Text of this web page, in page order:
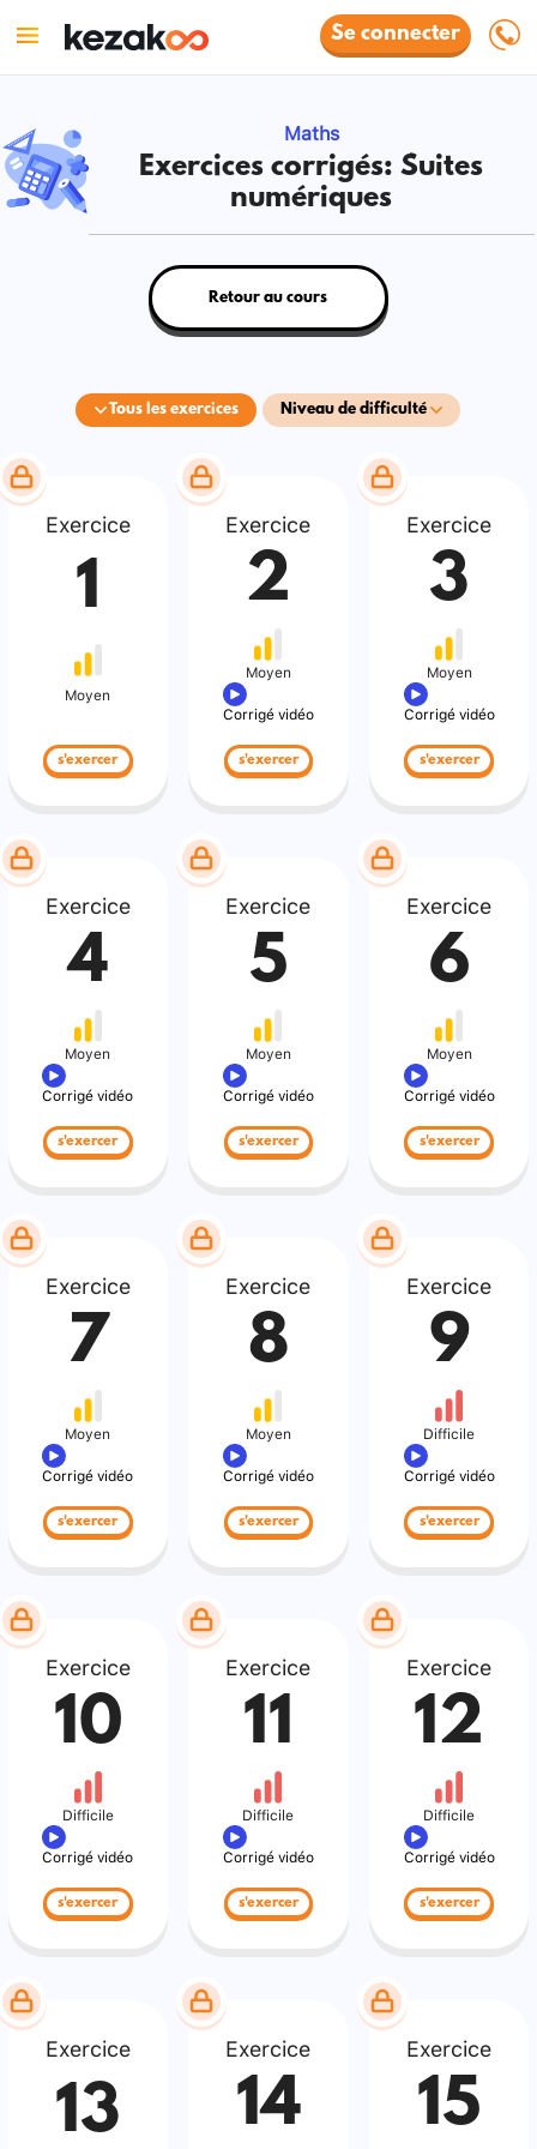
Se connecter
Maths
Exercices corrigés: Suites
numériques
Tous les exercices Niveau de difficulté
Retour au cours
Exercice
1
Moyen
s'exercer
Exercice
2
Moyen
Corrigé vidéo
s'exercer
Exercice
3
Moyen
Corrigé vidéo
s'exercer
Exercice
4
Moyen
Corrigé vidéo
s'exercer
Exercice
5
Moyen
Corrigé vidéo
s'exercer
Exercice
6
Moyen
Corrigé vidéo
s'exercer
Exercice
7
Moyen
Corrigé vidéo
s'exercer
Exercice
8
Moyen
Corrigé vidéo
s'exercer
Exercice
9
Difficile
Corrigé vidéo
s'exercer
Exercice
10
Difficile
Corrigé vidéo
s'exercer
Exercice
11
Difficile
Corrigé vidéo
s'exercer
Exercice
12
Difficile
Corrigé vidéo
s'exercer
Exercice
13
Exercice
14
Exercice
15